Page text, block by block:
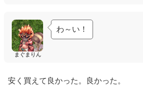
追加でAtk + 10
―――――――――――――
[斧製作]Lv3習得時、
追加でAtk + 10
まぐまりん
わ～い！
安く買えて良かった。良かった。